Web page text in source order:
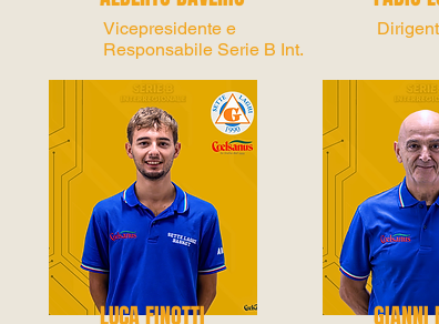
Vicepresidente e
Responsabile Serie B Int.
LUCA FINOTTI GIANNI